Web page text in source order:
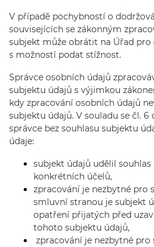
V případě pochybností o
souvisejících se zákonným
subjekt může obrátit na Úřad
s možností podat stížnost.
Správce osobních údajů
subjektu údajů s výjimkou
kdy zpracování osobních údajů
subjektu údajů. V souladu se čl. 6
správce bez souhlasu subjektu
údaje:
subjekt údajů udělil
konkrétních účelů,
zpracování je nezbytné pro
smluvní stranou je subjekt
opatření přijatých před
tohoto subjektu údajů,
zpracování je nezbytné